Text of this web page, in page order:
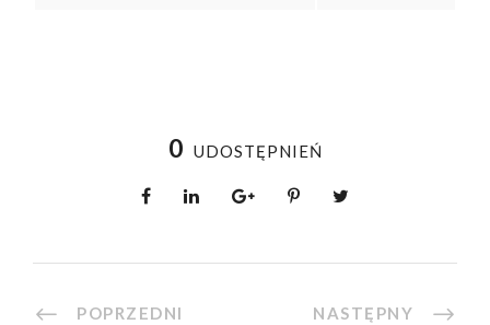
0 UDOSTĘPNIEŃ
POPRZEDNI NASTĘPNY